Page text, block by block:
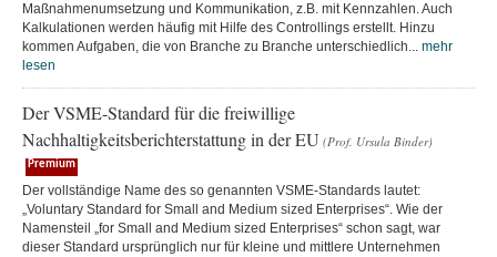
Maßnahmenumsetzung und Kommunikation, z.B. mit Kennzahlen. Auch
Kalkulationen werden häufig mit Hilfe des Controllings erstellt. Hinzu
kommen Aufgaben, die von Branche zu Branche unterschiedlich... mehr
lesen
Der VSME-Standard für die freiwillige
Nachhaltigkeitsberichterstattung in der EU (Prof. Ursula Binder)
Premium
Der vollständige Name des so genannten VSME-Standards lautet:
„Voluntary Standard for Small and Medium sized Enterprises“. Wie der
Namensteil „for Small and Medium sized Enterprises“ schon sagt, war
dieser Standard ursprünglich nur für kleine und mittlere Unternehmen